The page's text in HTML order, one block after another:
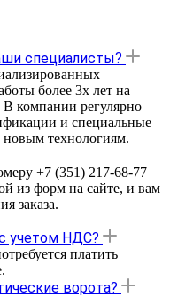
специалисты?
более 3х лет на
компании регулярно
и специальные
технологиям.
+7 (351) 217-68-77
из форм на сайте, и вам
заказа.
учетом НДС?
платить
ворота?